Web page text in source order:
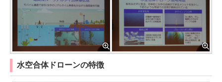
水空合体ドローンの特徴